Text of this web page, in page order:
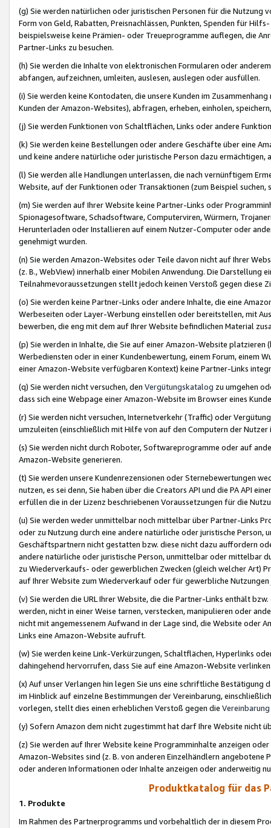
(g) Sie werden natürlichen oder juristischen Personen für die Nutzung
Form von Geld, Rabatten, Preisnachlässen, Punkten, Spenden für
beispielsweise keine Prämien- oder Treueprogramme auflegen, die
Partner-Links zu besuchen.
(h) Sie werden die Inhalte von elektronischen Formularen oder
abfangen, aufzeichnen, umleiten, auslesen, auslegen oder ausfüllen.
(i) Sie werden keine Kontodaten, die unsere Kunden im
Kunden der Amazon-Websites), abfragen, erheben, einholen,
(j) Sie werden Funktionen von Schaltflächen, Links oder andere
(k) Sie werden keine Bestellungen oder andere Geschäfte über eine
und keine andere natürliche oder juristische Person dazu
(l) Sie werden alle Handlungen unterlassen, die nach vernünftigem
Website, auf der Funktionen oder Transaktionen (zum Beispiel
(m) Sie werden auf Ihrer Website keine Partner-Links oder
Spionagesoftware, Schadsoftware, Computerviren, Würmern,
Herunterladen oder Installieren auf einem Nutzer-Computer oder
genehmigt wurden.
(n) Sie werden Amazon-Websites oder Teile davon nicht auf Ihrer
(z. B., WebView) innerhalb einer Mobilen Anwendung. Die Darstellung
Teilnahmevoraussetzungen stellt jedoch keinen Verstoß gegen diese
(o) Sie werden keine Partner-Links oder andere Inhalte, die eine
Werbeseiten oder Layer-Werbung einstellen oder bereitstellen, mit
bewerben, die eng mit dem auf Ihrer Website befindlichen Material
(p) Sie werden in Inhalte, die Sie auf einer Amazon-Website
Werbediensten oder in einer Kundenbewertung, einem Forum, einem
einer Amazon-Website verfügbaren Kontext) keine Partner-Links
(q) Sie werden nicht versuchen, den Vergütungskatalog zu umgehen
dass sich eine Webpage einer Amazon-Website im Browser eines
(r) Sie werden nicht versuchen, Internetverkehr (Traffic) oder
umzuleiten (einschließlich mit Hilfe von auf den Computern der
(s) Sie werden nicht durch Roboter, Softwareprogramme oder auf
Amazon-Website generieren.
(t) Sie werden unsere Kundenrezensionen oder Sternebewertungen
nutzen, es sei denn, Sie haben über die Creators API und die PA API
erfüllen die in der Lizenz beschriebenen Voraussetzungen für die
(u) Sie werden weder unmittelbar noch mittelbar über Partner-Links
oder zu Nutzung durch eine andere natürliche oder juristische
Geschäftspartnern nicht gestatten bzw. diese nicht dazu auffordern
andere natürliche oder juristische Person, unmittelbar oder mittelbar
zu Wiederverkaufs- oder gewerblichen Zwecken (gleich welcher Art)
auf Ihrer Website zum Wiederverkauf oder für gewerbliche
(v) Sie werden die URL Ihrer Website, die die Partner-Links enthält
werden, nicht in einer Weise tarnen, verstecken, manipulieren oder
nicht mit angemessenem Aufwand in der Lage sind, die Website oder
Links eine Amazon-Website aufruft.
(w) Sie werden keine Link-Verkürzungen, Schaltflächen, Hyperlinks
dahingehend hervorrufen, dass Sie auf eine Amazon-Website
(x) Auf unser Verlangen hin legen Sie uns eine schriftliche
im Hinblick auf einzelne Bestimmungen der Vereinbarung,
vorlegen, stellt dies einen erheblichen Verstoß gegen die Vereinbarung
(y) Sofern Amazon dem nicht zugestimmt hat darf Ihre Website nicht
(z) Sie werden auf Ihrer Website keine Programminhalte anzeigen
Amazon-Websites sind (z. B. von anderen Einzelhändlern
oder anderen Informationen oder Inhalte anzeigen oder anderweitig
Produktkatalog für das
1. Produkte
Im Rahmen des Partnerprogramms und vorbehaltlich der in diesem